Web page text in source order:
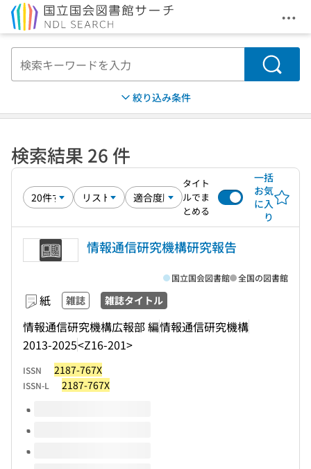
メ
検索
絞り込み条件
検索結果 26 件
タイト
ルでま
とめる
一括
お気
に入
り
情報通信研究機構研究報告
紙 雑誌 雑誌タイトル
情報通信研究機構広報部 編情報通信研究機構
2013-2025<Z16-201>
国立国会図書館 全国の図書館
ISSN 2187-767X
ISSN-L 2187-767X
このタイトルの巻号